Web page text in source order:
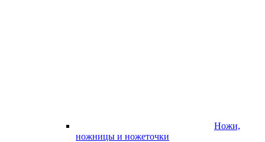
Ножи,
ножницы и ножеточки